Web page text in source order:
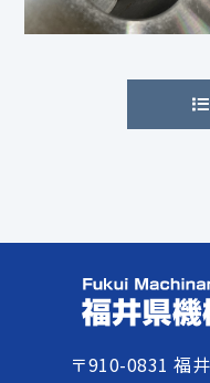
〒910-0831福